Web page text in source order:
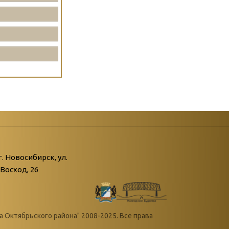
войны»
Новосибирск, ул.
Восход, 26
района" 2008-2025. Все права